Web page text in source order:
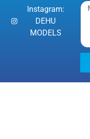
Instagram:
DEHU
MODELS